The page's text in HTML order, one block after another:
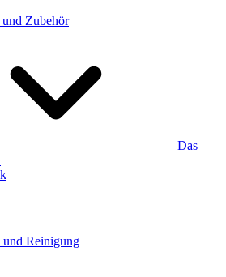
und Zubehör
Das
und Reinigung